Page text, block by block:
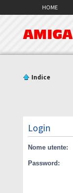
HOME
AMIGA
Indice
Login
Nome utente:
Password: